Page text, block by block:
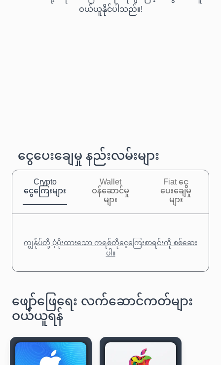
ဝယ်ယူနိုင်ပါသည်။!
ငွေပေးချေမှု နည်းလမ်းများ
Crypto
ငွေကြေးများ
Wallet
ဝန်ဆောင်မှု
များ
Fiat ငွေ
ပေးချေမှု
များ
ကျွန်ုပ်တို့ ပံ့ပိုးထားသော ကရစ်တိုငွေကြေးစာရင်းကို စစ်ဆေး
ပါ။
ဖျော်ဖြေရေး လက်ဆောင်ကတ်များ
ဝယ်ယူရန်